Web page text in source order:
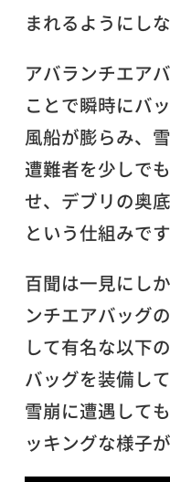
まれるようにし
アバランチエア
ことで瞬時にバ
風船が膨らみ、
遭難者を少しで
せ、デブリの奥
という仕組みです
百聞は一見にし
ンチエアバッグ
して有名な以下
バッグを装備し
雪崩に遭遇して
ッキングな様子